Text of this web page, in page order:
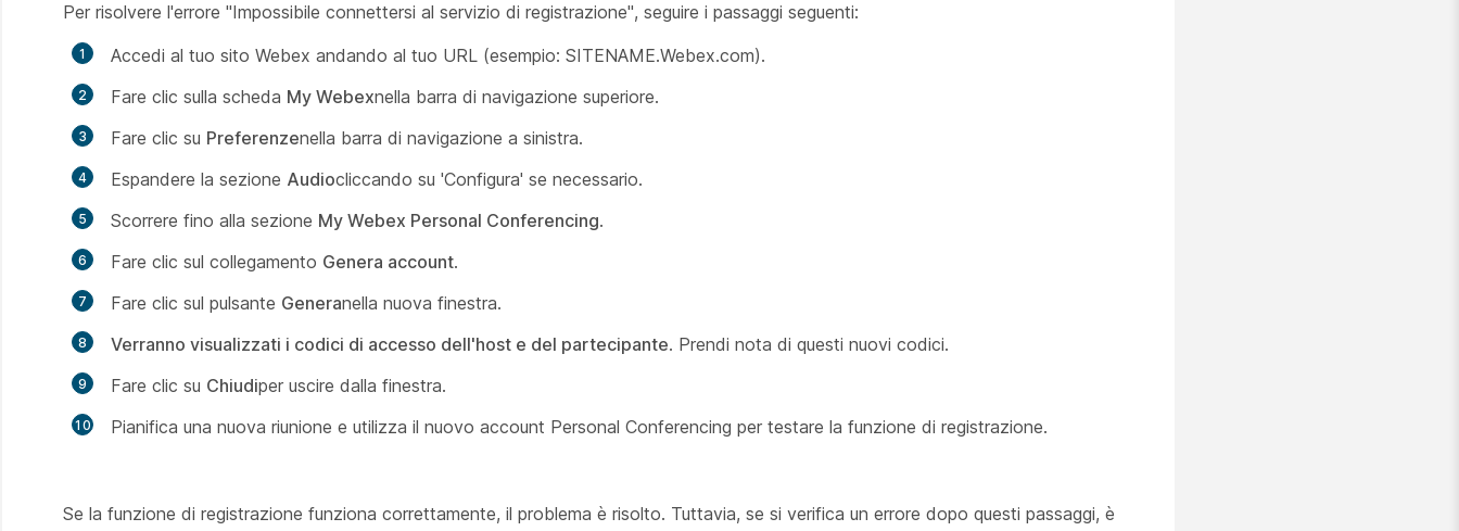
Per risolvere l'errore "Impossibile connettersi al servizio di registrazione", seguire i passaggi seguenti:
Accedi al tuo sito Webex andando al tuo URL (esempio: SITENAME.Webex.com).
Fare clic sulla scheda My Webexnella barra di navigazione superiore.
Fare clic su Preferenzenella barra di navigazione a sinistra.
Espandere la sezione Audiocliccando su 'Configura' se necessario.
Scorrere fino alla sezione My Webex Personal Conferencing.
Fare clic sul collegamento Genera account.
Fare clic sul pulsante Generanella nuova finestra.
Verranno visualizzati i codici di accesso dell'host e del partecipante. Prendi nota di questi nuovi codici.
Fare clic su Chiudiper uscire dalla finestra.
Pianifica una nuova riunione e utilizza il nuovo account Personal Conferencing per testare la funzione di registrazione.
Se la funzione di registrazione funziona correttamente, il problema è risolto. Tuttavia, se si verifica un errore dopo questi passaggi, è